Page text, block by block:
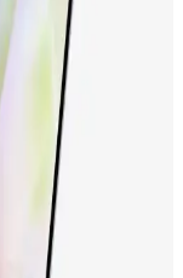
kullanıcı
en uygun telefonu
Performans ve
Akıllı
performans ve
modeli.